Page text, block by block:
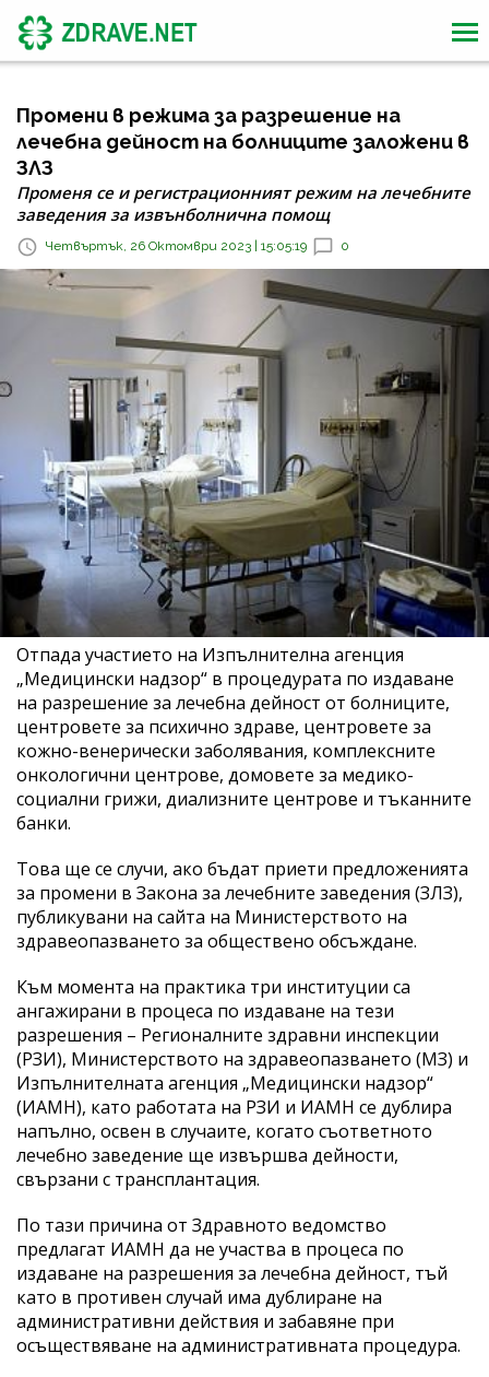
Промени в режима за разрешение на
лечебна дейност на болниците заложени в
ЗЛЗ
Променя се и регистрационният режим на лечебните
заведения за извънболнична помощ
Четвъртък, 26 Октомври 2023 | 15:05:19 0
Отпада участието на Изпълнителна агенция
„Медицински надзор“ в процедурата по издаване
на разрешение за лечебна дейност от болниците,
центровете за психично здраве, центровете за
кожно-венерически заболявания, комплексните
онкологични центрове, домовете за медико-
социални грижи, диализните центрове и тъканните
банки.
Това ще се случи, ако бъдат приети предложенията
за промени в Закона за лечебните заведения (ЗЛЗ),
публикувани на сайта на Министерството на
здравеопазването за обществено обсъждане.
Към момента на практика три институции са
ангажирани в процеса по издаване на тези
разрешения – Регионалните здравни инспекции
(РЗИ), Министерството на здравеопазването (МЗ) и
Изпълнителната агенция „Медицински надзор“
(ИАМН), като работата на РЗИ и ИАМН се дублира
напълно, освен в случаите, когато съответното
лечебно заведение ще извършва дейности,
свързани с трансплантация.
По тази причина от Здравното ведомство
предлагат ИАМН да не участва в процеса по
издаване на разрешения за лечебна дейност, тъй
като в противен случай има дублиране на
административни действия и забавяне при
осъществяване на административната процедура.